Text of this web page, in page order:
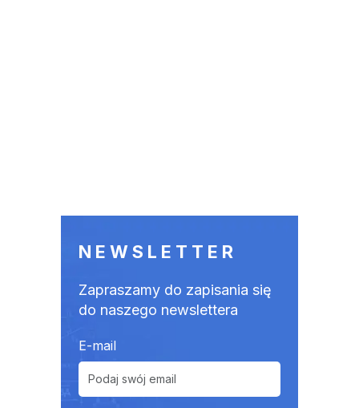
NEWSLETTER
Zapraszamy do zapisania się
do naszego newslettera
E-mail